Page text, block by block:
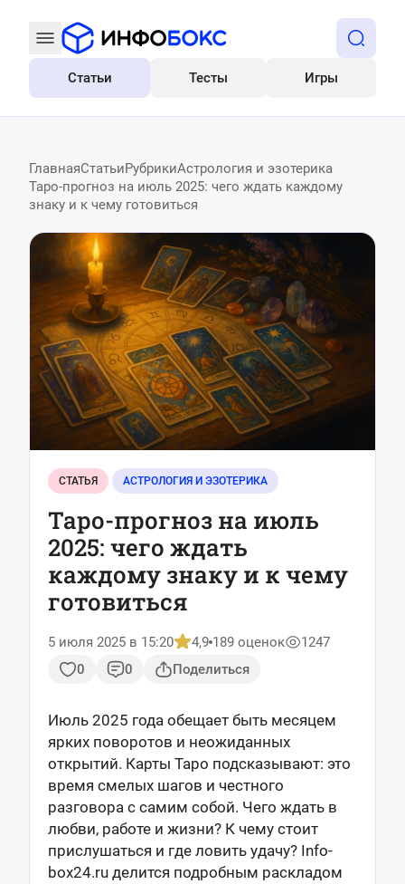
Все
Статьи Тесты Игры
ГлавнаяСтатьиРубрикиАстрология и эзотерика
Таро-прогноз на июль 2025: чего ждать каждому
знаку и к чему готовиться
СТАТЬЯ АСТРОЛОГИЯ И ЭЗОТЕРИКА
Таро-прогноз на июль
2025: чего ждать
каждому знаку и к чему
готовиться
5 июля 2025 в 15:20 4,9 189 оценок
1247
0
0 Поделиться
Июль 2025 года обещает быть месяцем
ярких поворотов и неожиданных
открытий. Карты Таро подсказывают: это
время смелых шагов и честного
разговора с самим собой. Чего ждать в
любви, работе и жизни? К чему стоит
прислушаться и где ловить удачу? Info-
box24.ru делится подробным раскладом